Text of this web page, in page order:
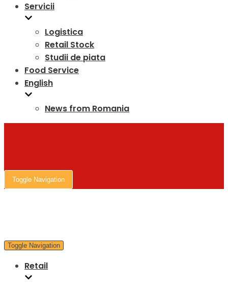
Servicii
Logistica
Retail Stock
Studii de piata
Food Service
English
News from Romania
Toggle Navigation
Toggle Navigation
Retail